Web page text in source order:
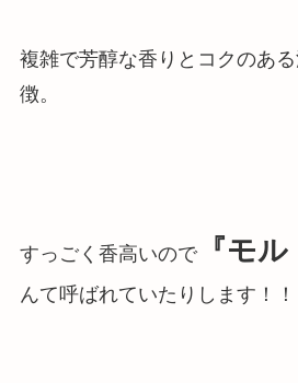
複雑で芳醇な香りとコクのあ
徴。
すっごく香高いので『モル
んて呼ばれていたりします！！